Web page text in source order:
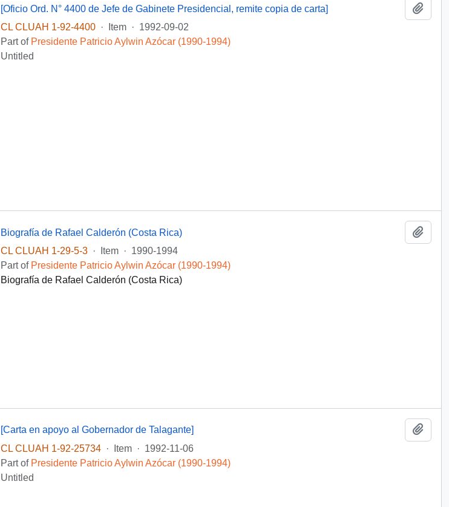
[Oficio Ord. N° 4400 de Jefe de Gabinete Presidencial, remite copia de carta]
CL CLUAH 1-92-4400
· Item · 1992-09-02
Part of Presidente Patricio Aylwin Azócar (1990-1994)
Untitled
Biografía de Rafael Calderón (Costa Rica)
CL CLUAH 1-29-5-3
· Item · 1990-1994
Part of Presidente Patricio Aylwin Azócar (1990-1994)
Biografía de Rafael Calderón (Costa Rica)
[Carta en apoyo al Gobernador de Talagante]
CL CLUAH 1-92-25734
· Item · 1992-11-06
Part of Presidente Patricio Aylwin Azócar (1990-1994)
Untitled